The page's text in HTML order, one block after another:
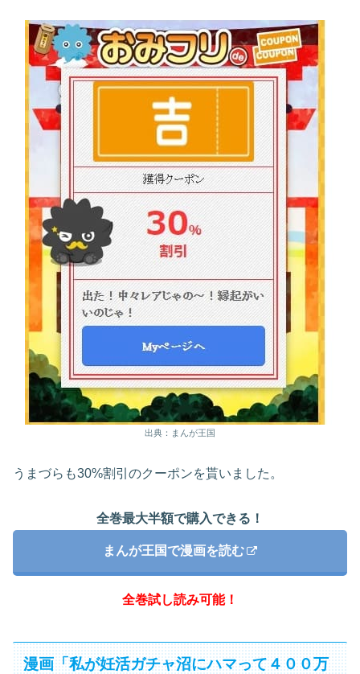
出典：まんが王国
うまづらも30%割引のクーポンを貰いました。
全巻最大半額で購入できる！
まんが王国で漫画を読む
全巻試し読み可能！
漫画「私が妊活ガチャ沼にハマって４００万